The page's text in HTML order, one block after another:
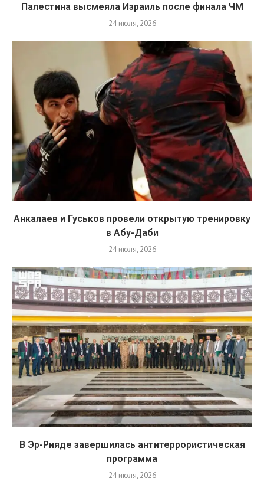
Палестина высмеяла Израиль после финала ЧМ
24 июля, 2026
Анкалаев и Гуськов провели открытую тренировку
в Абу-Даби
24 июля, 2026
В Эр-Рияде завершилась антитеррористическая
программа
24 июля, 2026